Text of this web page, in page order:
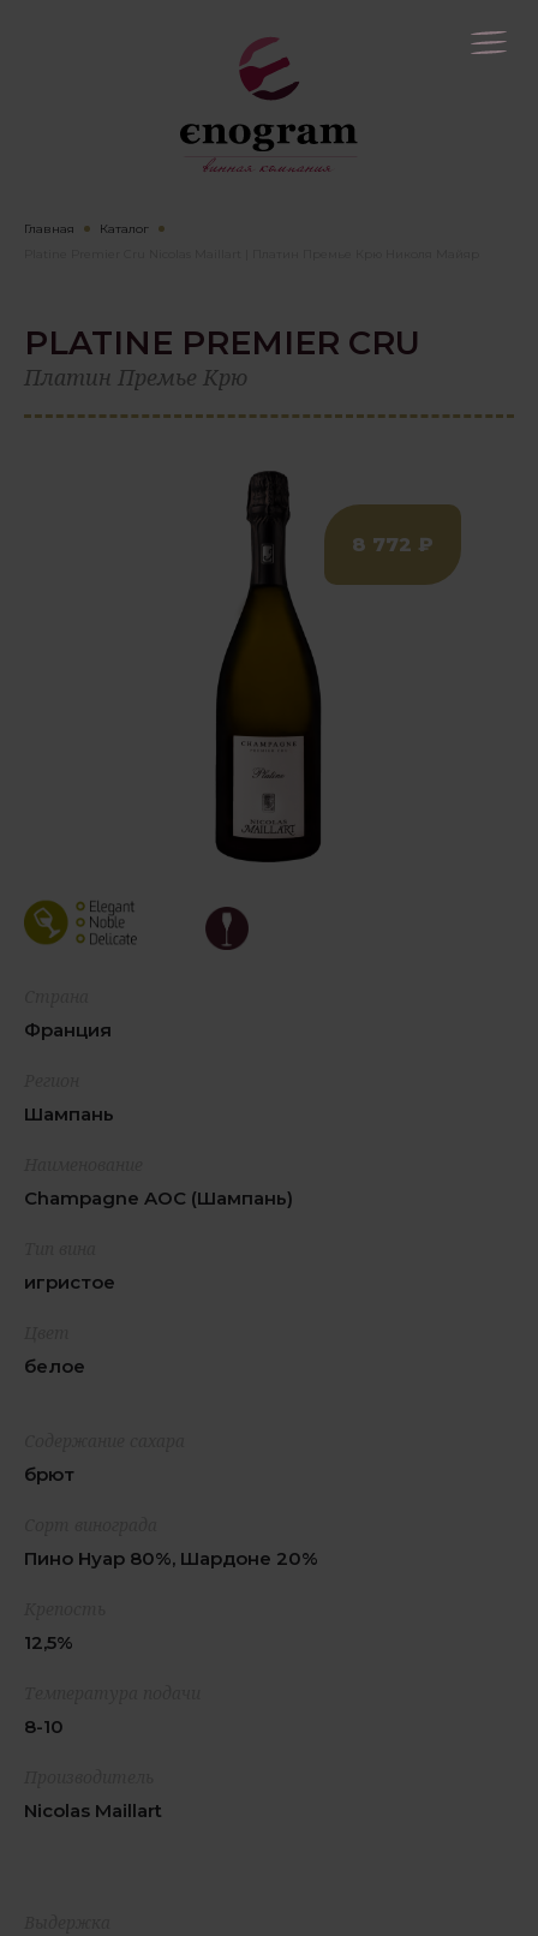
Главная
Каталог
PLATINE PREMIER CRU
Платин Премье Крю
8 772 ₽
Франция
Шампань
Champagne AOC (Шампань)
игристое
белое
брют
Пино Нуар 80%, Шардоне 20%
12,5%
8-10
Nicolas Maillart